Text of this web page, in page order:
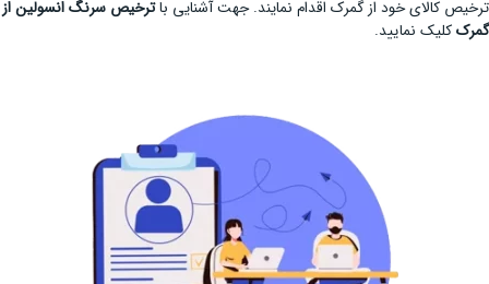
ترخیص کالای خود از گمرک اقدام نمایند. جهت آشنایی باترخیص سرنگ انسولین از
گمرککلیک نمایید.